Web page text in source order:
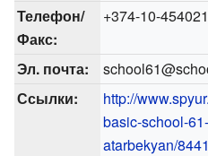
Телефон/
Факс:
+374-10-454021
Эл. почта:
Ссылки:
http://
basic-school-
atarbekyan/